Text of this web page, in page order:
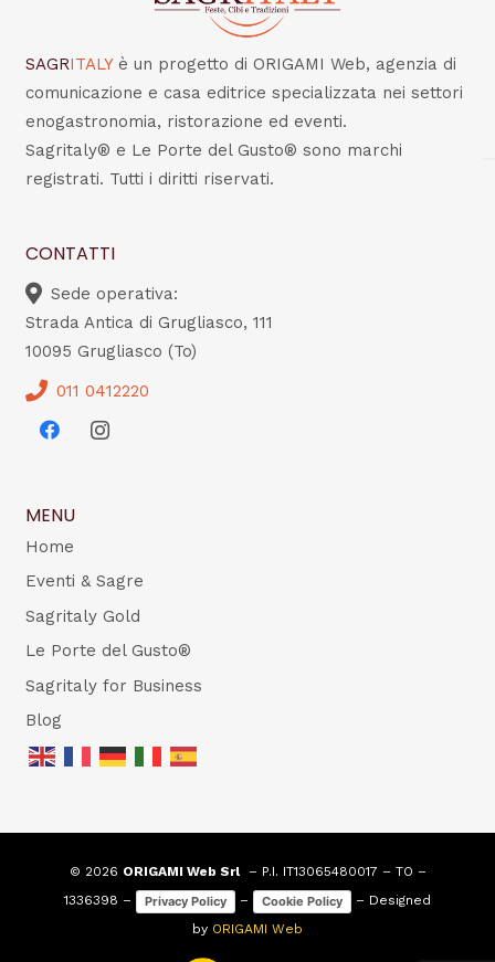
SAGRITALY è un progetto di ORIGAMI Web, agenzia di
comunicazione e casa editrice specializzata nei settori
enogastronomia, ristorazione ed eventi.
Sagritaly® e Le Porte del Gusto® sono marchi
registrati. Tutti i diritti riservati.
CONTATTI
Sede operativa:
Strada Antica di Grugliasco, 111
10095 Grugliasco (To)
011 0412220
MENU
Home
Eventi & Sagre
Sagritaly Gold
Le Porte del Gusto®
Sagritaly for Business
Blog
© 2026 ORIGAMI Web Srl– P.I. IT13065480017 – TO –
1336398 –
Privacy Policy – Cookie Policy
– Designed
by ORIGAMI Web